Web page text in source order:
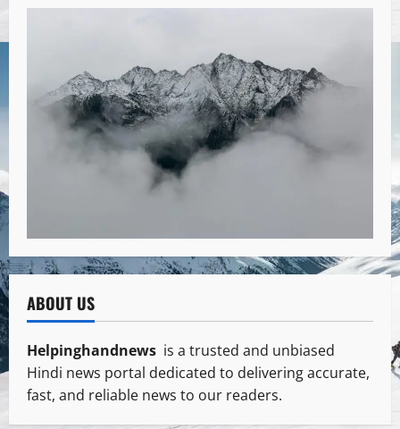
ABOUT US
Helpinghandnews is a trusted and unbiased
Hindi news portal dedicated to delivering accurate,
fast, and reliable news to our readers.